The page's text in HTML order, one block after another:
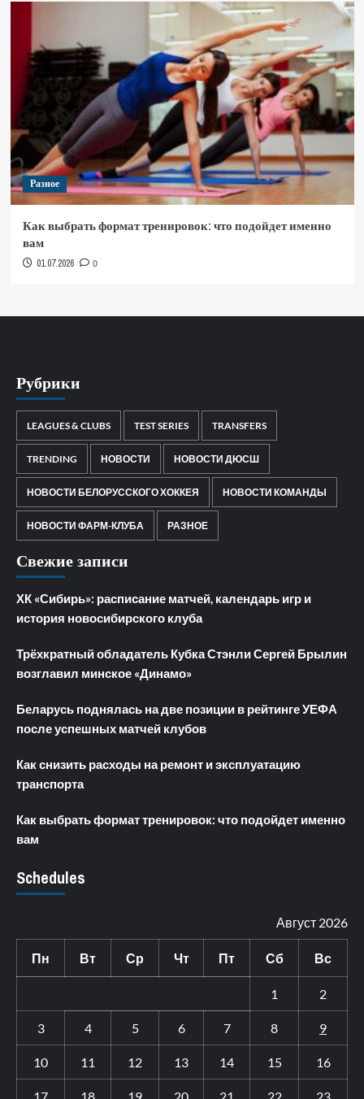
Разное
Как выбрать формат тренировок: что подойдет именно
вам
01.07.2026 0
Рубрики
LEAGUES & CLUBS TEST SERIES TRANSFERS
TRENDING НОВОСТИ НОВОСТИ ДЮСШ
НОВОСТИ БЕЛОРУССКОГО ХОККЕЯ НОВОСТИ КОМАНДЫ
НОВОСТИ ФАРМ-КЛУБА РАЗНОЕ
Свежие записи
ХК «Сибирь»: расписание матчей, календарь игр и
история новосибирского клуба
Трёхкратный обладатель Кубка Стэнли Сергей Брылин
возглавил минское «Динамо»
Беларусь поднялась на две позиции в рейтинге УЕФА
после успешных матчей клубов
Как снизить расходы на ремонт и эксплуатацию
транспорта
Как выбрать формат тренировок: что подойдет именно
вам
Schedules
Август 2026
Пн Вт Ср Чт Пт Сб Вс
1 2
3 4 5 6 7 8 9
10 11 12 13 14 15 16